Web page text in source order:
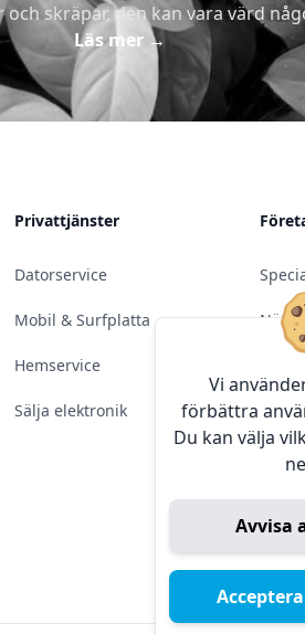
Vi
förbättra
Du kan välja
Avvisa
och skräpar, den kan vara värd
Läs mer→
Privattjänster
Datorservice
Mobil & Surfplatta
Hemservice
Sälja elektronik
Sälja